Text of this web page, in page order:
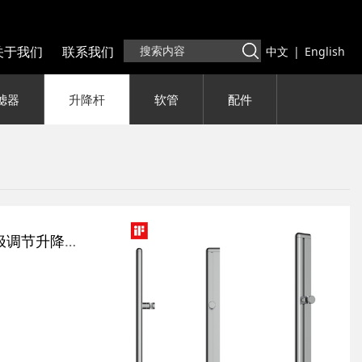
中文 | English
于我们 联系我们
器 升降杆 软管 配件
S336102 SMOOTH无极调节升降杆